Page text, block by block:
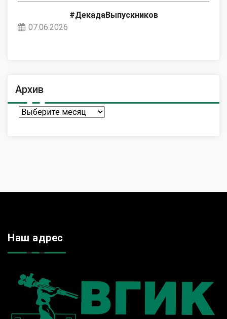
#ДекадаВыпускников
07.06.2026
Архив
Архив
Наш адрес